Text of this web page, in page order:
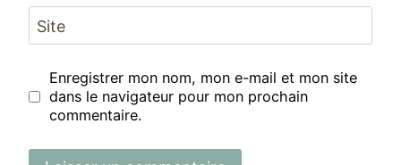
Site
Enregistrer mon nom, mon e-mail et mon site
dans le navigateur pour mon prochain
commentaire.